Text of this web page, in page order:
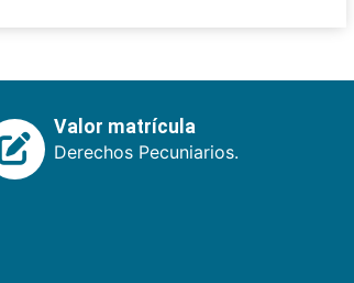
Valor matrícula
Derechos Pecuniarios.